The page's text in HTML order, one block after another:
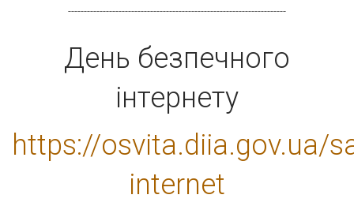
---------------------------------------------------------------------
День безпечного
інтернету
https://osvita.diia.gov.ua/
internet